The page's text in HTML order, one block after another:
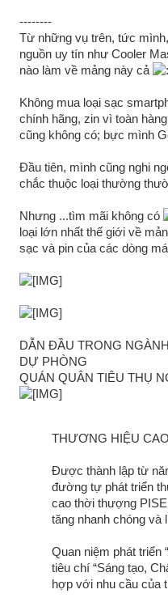
--------
Từ những vụ trên, tức
nguồn uy tín như Cooler
nào làm về mảng này cả
Không mua loại sạc
chính hãng, zin vì toàn
cũng không có; bực mình
Đầu tiên, mình cũng nghi
chắc thuộc loại thường
Nhưng ...tìm mãi không có
loại lớn nhất thế giới về
sạc và pin của các dòng
DẪN ĐẦU TRONG
DỰ PHÒNG
QUÁN QUÂN TIÊU THỤ
THƯƠNG HIỆU
Được thành lập từ
đường tự phát triển
cao thời thượng
tăng nhanh chóng và
Quan niệm phát triển
tiêu chí “Sáng tạo,
hợp với nhu cầu của